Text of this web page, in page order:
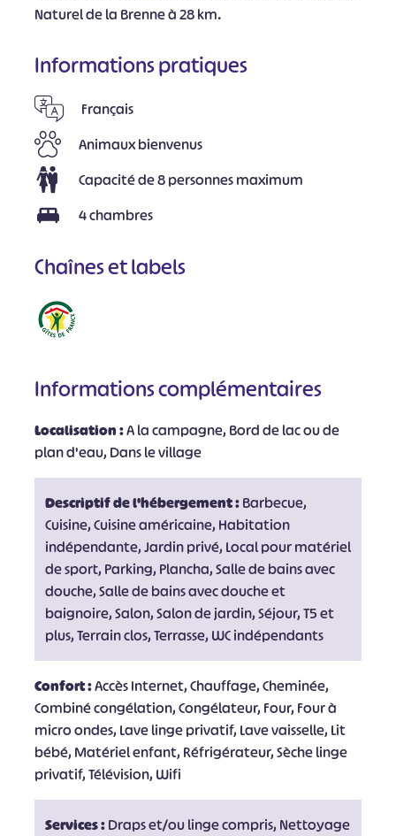
Naturel de la Brenne à 28 km.
Informations pratiques
Français
Animaux bienvenus
Capacité de 8 personnes maximum
4 chambres
Chaînes et labels
Informations complémentaires
Localisation :A la campagne, Bord de lac ou de
plan d'eau, Dans le village
Descriptif de l'hébergement :Barbecue,
Cuisine, Cuisine américaine, Habitation
indépendante, Jardin privé, Local pour matériel
de sport, Parking, Plancha, Salle de bains avec
douche, Salle de bains avec douche et
baignoire, Salon, Salon de jardin, Séjour, T5 et
plus, Terrain clos, Terrasse, WC indépendants
Confort :Accès Internet, Chauffage, Cheminée,
Combiné congélation, Congélateur, Four, Four à
micro ondes, Lave linge privatif, Lave vaisselle, Lit
bébé, Matériel enfant, Réfrigérateur, Sèche linge
privatif, Télévision, Wifi
Services :Draps et/ou linge compris, Nettoyage